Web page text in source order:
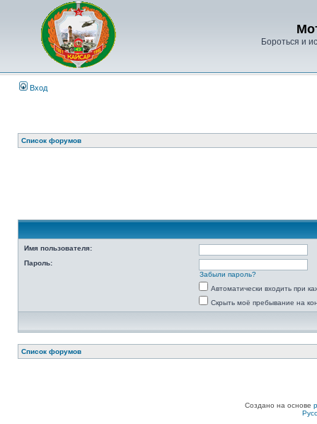
Бороться и
Вход
Список форумов
Имя пользователя:
Пароль:
Забыли пароль?
Автоматически входить при
Скрыть моё пребывание на
Список форумов
Создано на основе